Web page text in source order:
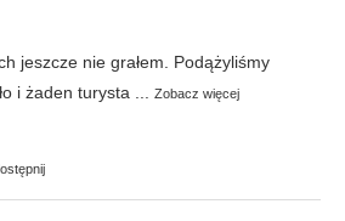
jeszcze nie grałem. Podążyliśmy
i żaden turysta
Zobacz więcej